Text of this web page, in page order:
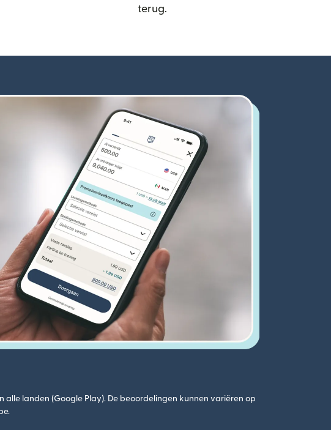
terug.
landen (Google Play). De beoordelingen kunnen variëren op